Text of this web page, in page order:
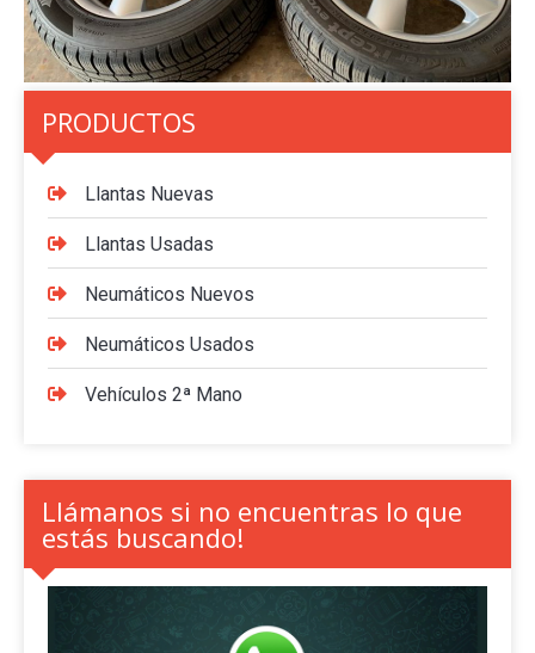
PRODUCTOS
Llantas Nuevas
Llantas Usadas
Neumáticos Nuevos
Neumáticos Usados
Vehículos 2ª Mano
Llámanos si no encuentras lo que
estás buscando!